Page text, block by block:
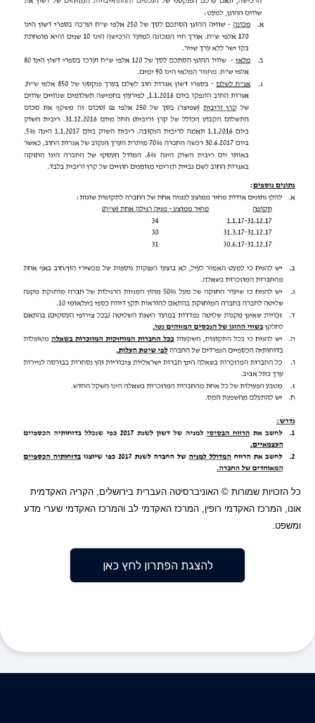
כל הזכויות שמורות © האוניברסיטה העברית בירושלים, הקריה האקדמית
אונו, המרכז האקדמי רופין, המרכז האקדמי לב והמרכז האקדמי שערי מדע
ומשפט
להצגת הפתרון לחץ כאן